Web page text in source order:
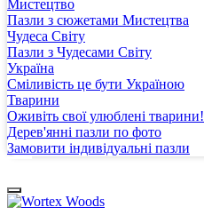
Мистецтво
Пазли з сюжетами Мистецтва
Чудеса Світу
Пазли з Чудесами Світу
Україна
Сміливість це бути Україною
Тварини
Оживіть свої улюблені тварини!
Дерев'янні пазли по фото
Замовити індивідуальні пазли